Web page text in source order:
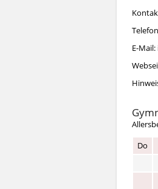
E-
Do